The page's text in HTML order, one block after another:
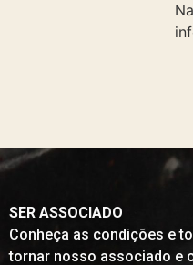
SER ASSOCIADO
Conheça as condições e
tornar nosso associado e